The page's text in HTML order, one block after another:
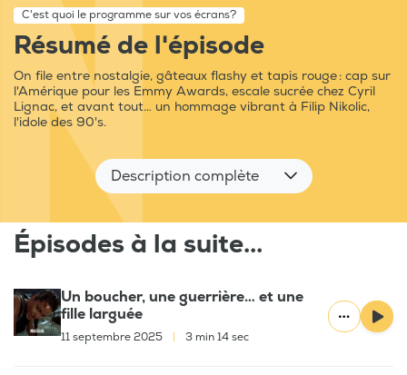
C'est quoi le programme sur vos écrans?
Résumé de l'épisode
On file entre nostalgie, gâteaux flashy et tapis rouge : cap sur
l'Amérique pour les Emmy Awards, escale sucrée chez Cyril
Lignac, et avant tout… un hommage vibrant à Filip Nikolic,
l'idole des 90's.
Description complète
Épisodes à la suite...
Un boucher, une guerrière… et une
fille larguée
11 septembre 2025 3 min 14 sec